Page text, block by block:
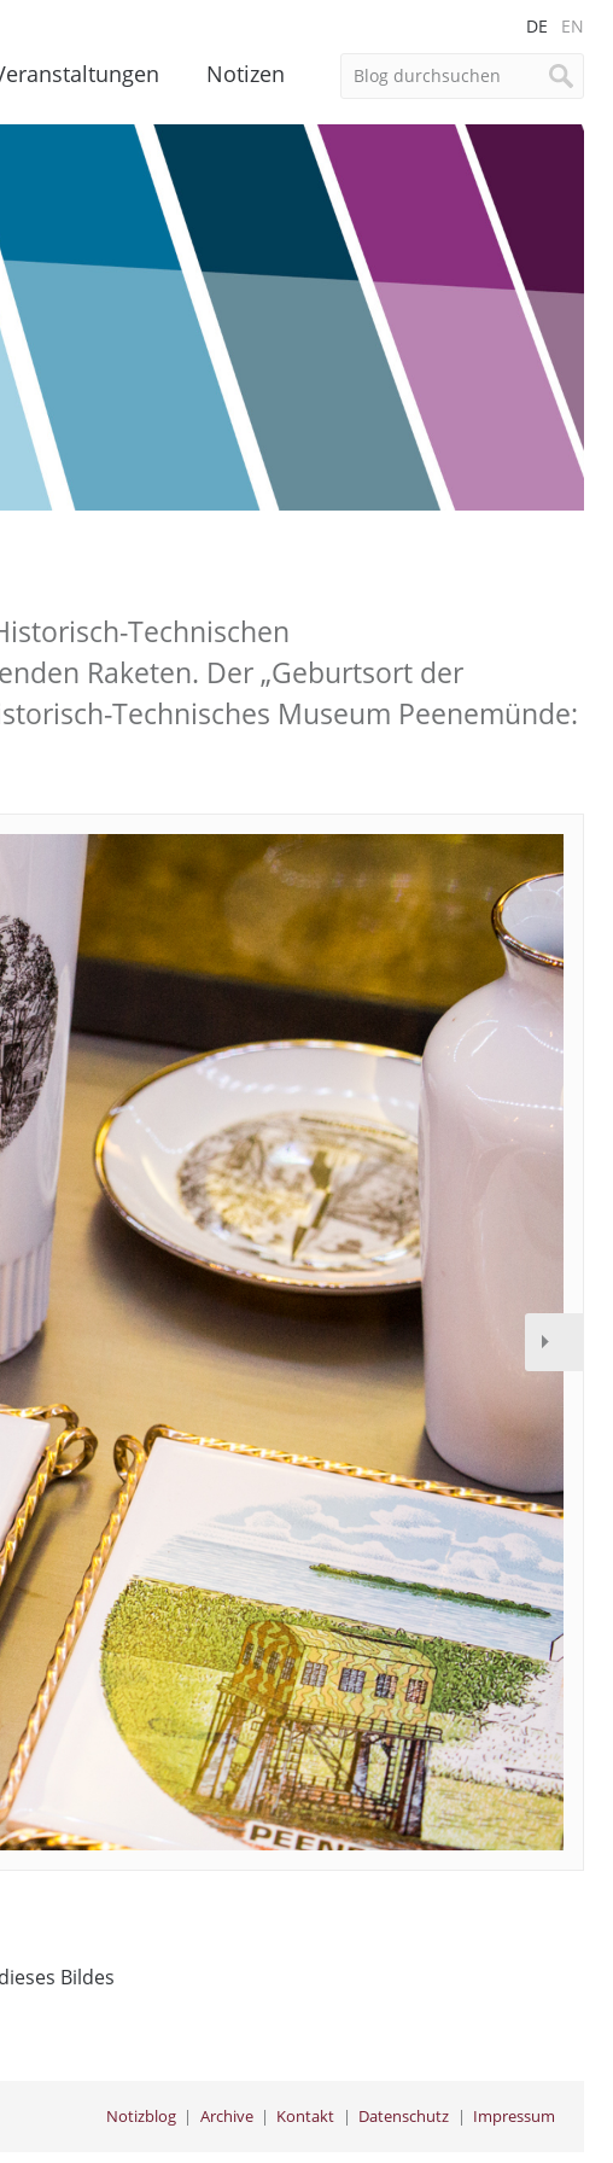
DE EN
Notizen
Technischen
Raketen. Der „Geburtsort der
Technisches Museum Peenemünde:
Bildes
Notizblog Archive Kontakt Datenschutz Impressum